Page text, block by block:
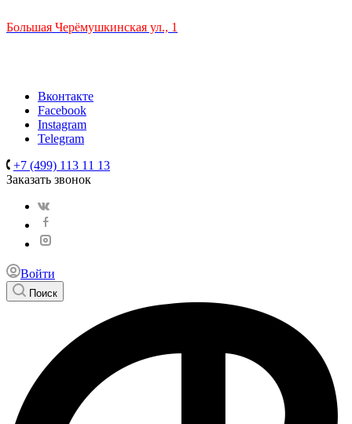
Большая Черёмушкинская ул., 1
Вконтакте
Facebook
Instagram
Telegram
+7 (499) 113 11 13
Заказать звонок
Войти
Поиск